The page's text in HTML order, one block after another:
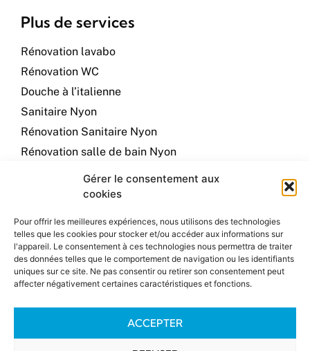
Gérer le consentement aux
cookies
Pour offrir les meilleures expériences, nous utilisons des technologies
telles que les cookies pour stocker et/ou accéder aux informations sur
l'appareil. Le consentement à ces technologies nous permettra de traiter
des données telles que le comportement de navigation ou les identifiants
uniques sur ce site. Ne pas consentir ou retirer son consentement peut
affecter négativement certaines caractéristiques et fonctions.
ACCEPTER
Plus de services
Rénovation lavabo
Rénovation WC
Douche à l’italienne
Sanitaire Nyon
Rénovation Sanitaire Nyon
Rénovation salle de bain Nyon
Plombier à Nyon
Plumber in Nyon
Contact info
Chemin du Joran, 2b
022 361 20 30
079 353 66 24
info@hometech-sanitaire.ch